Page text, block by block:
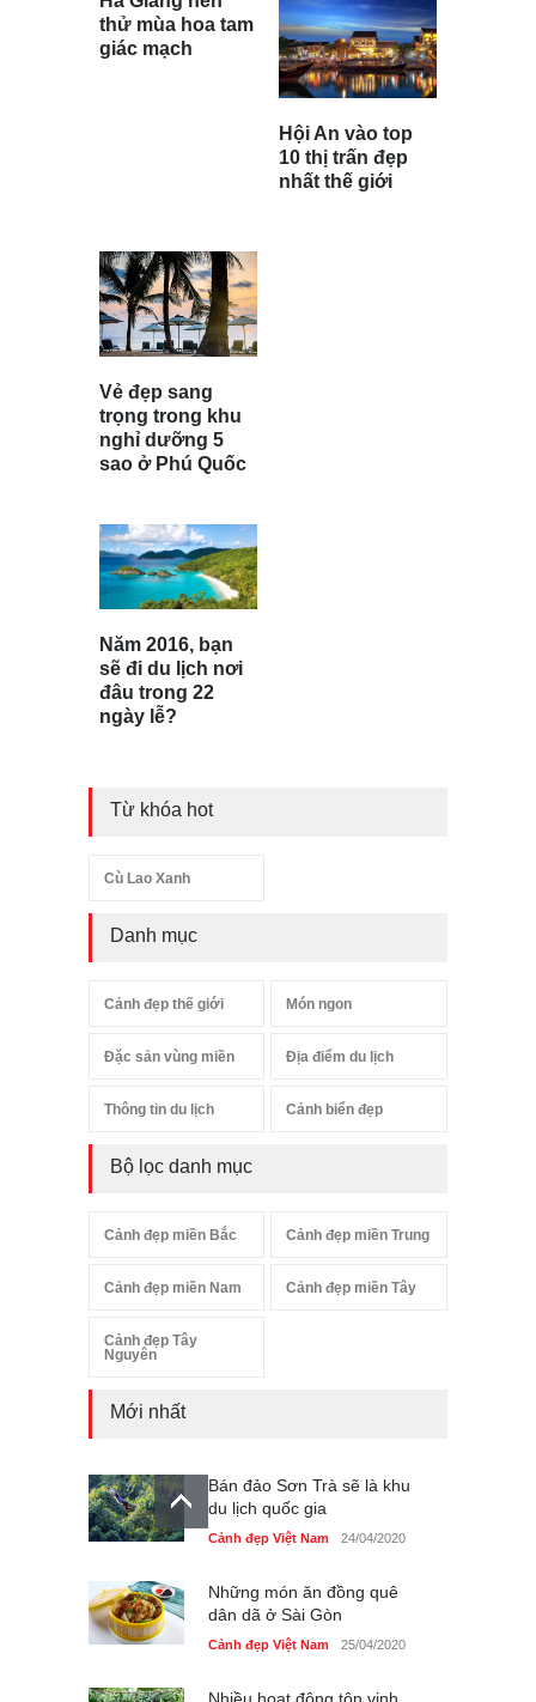
thử mùa hoa tam
giác mạch
Hội An vào top
10 thị trấn đẹp
nhất thế giới
Vẻ đẹp sang
trọng trong khu
nghỉ dưỡng 5
sao ở Phú Quốc
Năm 2016, bạn
sẽ đi du lịch nơi
đâu trong 22
ngày lễ?
Từ khóa hot
Cù Lao Xanh
Danh mục
Cảnh đẹp thế giới Món ngon
Đặc sản vùng miền Địa điểm du lịch
Thông tin du lịch Cảnh biển đẹp
Bộ lọc danh mục
Cảnh đẹp miền Bắc Cảnh đẹp miền Trung
Cảnh đẹp miền Nam Cảnh đẹp miền Tây
Cảnh đẹp Tây
Nguyên
Mới nhất
Bán đảo Sơn Trà sẽ là khu
du lịch quốc gia
Cảnh đẹp Việt Nam 24/04/2020
Những món ăn đồng quê
dân dã ở Sài Gòn
Cảnh đẹp Việt Nam 25/04/2020
Nhiều hoạt động tôn vinh